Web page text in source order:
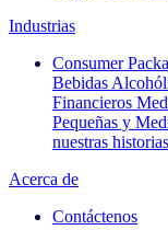
Industrias
Consumer
Bebidas
Financieros
Pequeñas y
nuestras
Acerca de
Contáctenos